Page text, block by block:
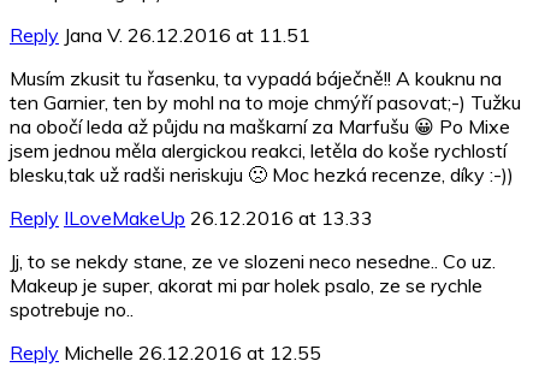
Reply Jana V. 26.12.2016 at 11.51
Musím zkusit tu řasenku, ta vypadá báječně!! A kouknu na
ten Garnier, ten by mohl na to moje chmýří pasovat;-) Tužku
na obočí leda až půjdu na maškarní za Marfušu 😀 Po Mixe
jsem jednou měla alergickou reakci, letěla do koše rychlostí
blesku,tak už radši neriskuju 🙁 Moc hezká recenze, díky :-))
Reply ILoveMakeUp 26.12.2016 at 13.33
Jj, to se nekdy stane, ze ve slozeni neco nesedne.. Co uz.
Makeup je super, akorat mi par holek psalo, ze se rychle
spotrebuje no..
Reply Michelle 26.12.2016 at 12.55